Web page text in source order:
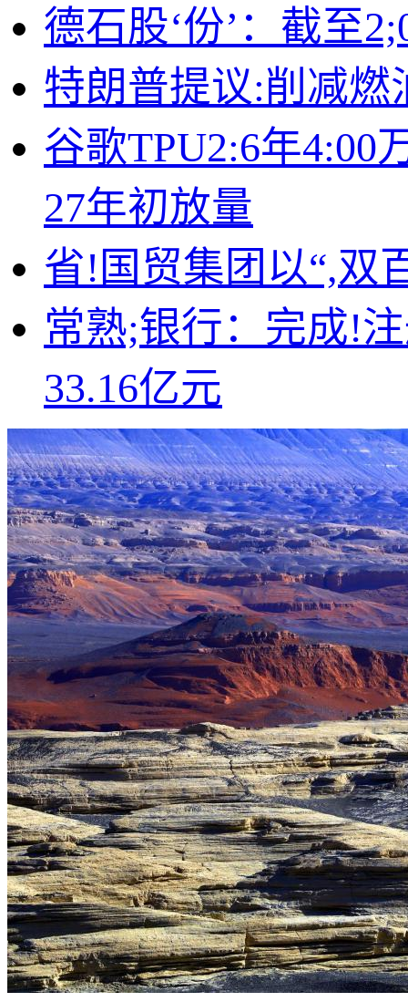
德石股‘份’：截至
特朗普提议:削减
谷歌TPU2:6年4:00
27年初放量
省!国贸集团以“,双
常熟;银行：完成!
33.16亿元